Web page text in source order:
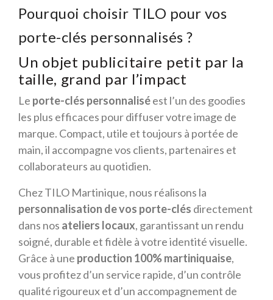
Pourquoi choisir TILO pour vos
porte-clés personnalisés ?
Un objet publicitaire petit par la
taille, grand par l’impact
Le porte-clés personnaliséest l’un des goodies
les plus efficaces pour diffuser votre image de
marque. Compact, utile et toujours à portée de
main, il accompagne vos clients, partenaires et
collaborateurs au quotidien.
Chez TILO Martinique, nous réalisons la
personnalisation de vos porte-clés directement
dans nos ateliers locaux, garantissant un rendu
soigné, durable et fidèle à votre identité visuelle.
Grâce à une production 100% martiniquaise,
vous profitez d’un service rapide, d’un contrôle
qualité rigoureux et d’un accompagnement de